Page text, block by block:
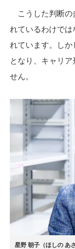
こうした判断の
れているわけで
れています。し
となり、キャリ
せん。
星野 朝子（ほしの あ